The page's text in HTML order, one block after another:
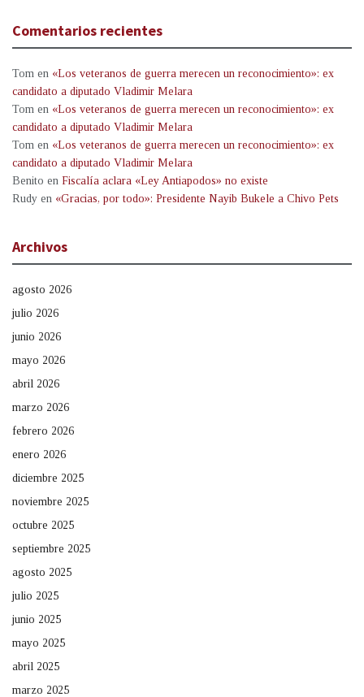
Comentarios recientes
Tom en «Los veteranos de guerra merecen un reconocimiento»: ex
candidato a diputado Vladimir Melara
Tom en «Los veteranos de guerra merecen un reconocimiento»: ex
candidato a diputado Vladimir Melara
Tom en «Los veteranos de guerra merecen un reconocimiento»: ex
candidato a diputado Vladimir Melara
Benito en Fiscalía aclara «Ley Antiapodos» no existe
Rudy en «Gracias, por todo»: Presidente Nayib Bukele a Chivo Pets
Archivos
agosto 2026
julio 2026
junio 2026
mayo 2026
abril 2026
marzo 2026
febrero 2026
enero 2026
diciembre 2025
noviembre 2025
octubre 2025
septiembre 2025
agosto 2025
julio 2025
junio 2025
mayo 2025
abril 2025
marzo 2025